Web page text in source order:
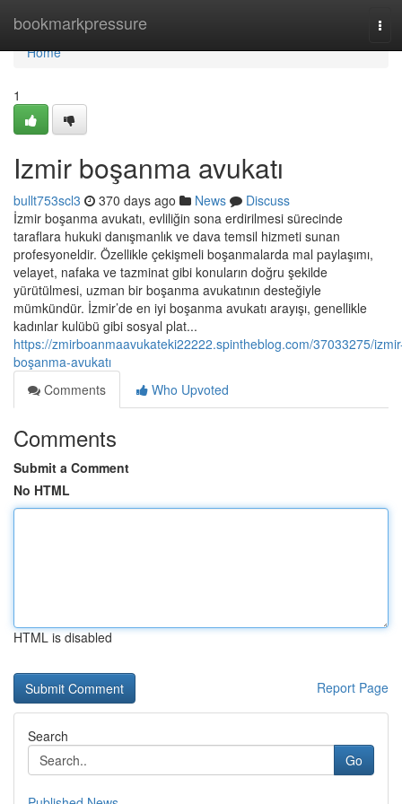
bookmarkpressure
Home
Home
1
Izmir boşanma avukatı
bullt753scl3 370 days ago News
Discuss
İzmir boşanma avukatı, evliliğin sona erdirilmesi sürecinde
taraflara hukuki danışmanlık ve dava temsil hizmeti sunan
profesyoneldir. Özellikle çekişmeli boşanmalarda mal paylaşımı,
velayet, nafaka ve tazminat gibi konuların doğru şekilde
yürütülmesi, uzman bir boşanma avukatının desteğiyle
mümkündür. İzmir’de en iyi boşanma avukatı arayışı, genellikle
kadınlar kulübü gibi sosyal plat...
https://zmirboanmaavukateki22222.spintheblog.com/37033275/
boşanma-avukatı
Comments
Who Upvoted
Comments
Submit a Comment
No HTML
HTML is disabled
Report Page
Search
Go